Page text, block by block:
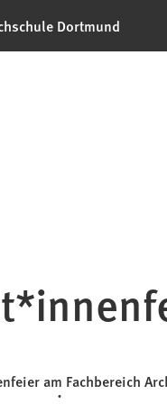
Dortmund
am Fachbereich